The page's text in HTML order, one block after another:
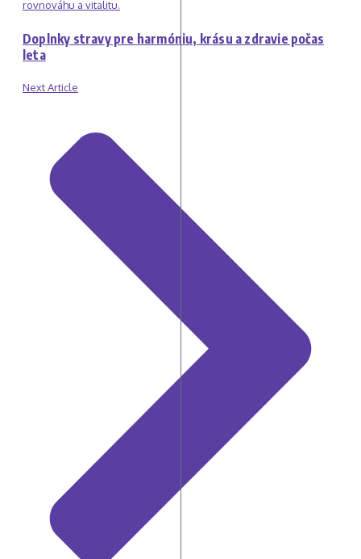
Doplnky stravy pre harmóniu, krásu a zdravie počas
leta
Next Article